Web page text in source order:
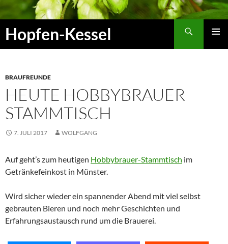
Zum
Inhalt
springen
Hopfen-Kessel
BRAUFREUNDE
HEUTE HOBBYBRAUER
STAMMTISCH
7. JULI 2017 WOLFGANG
Auf geht’s zum heutigen Hobbybrauer-Stammtisch im
Getränkefeinkost in Münster.
Wird sicher wieder ein spannender Abend mit viel selbst
gebrauten Bieren und noch mehr Geschichten und
Erfahrungsaustausch rund um die Brauerei.